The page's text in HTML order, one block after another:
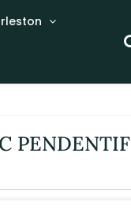
PENDENTIF